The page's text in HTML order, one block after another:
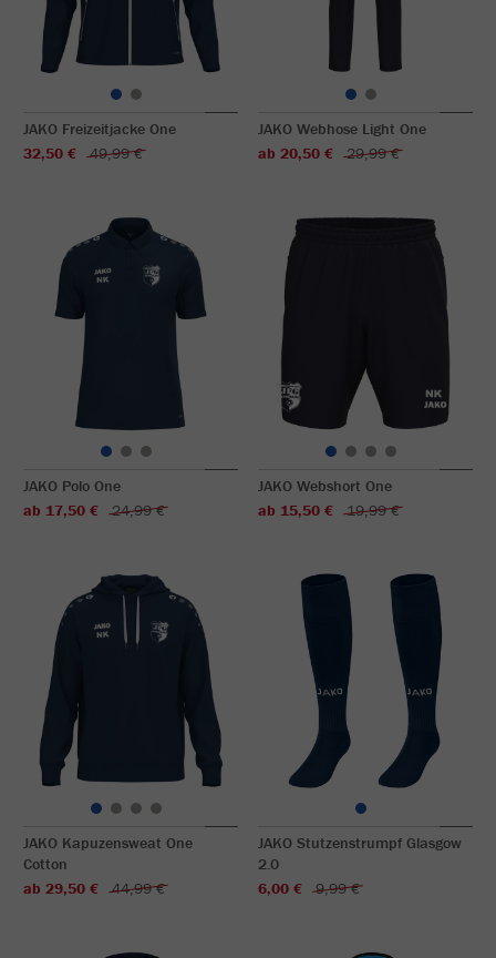
JAKO Freizeitjacke One
32,50 €
49,99 €
JAKO Webhose Light One
ab 20,50 €
29,99 €
JAKO Polo One
ab 17,50 €
24,99 €
JAKO Webshort One
ab 15,50 €
19,99 €
JAKO Kapuzensweat One
Cotton
ab 29,50 €
44,99 €
JAKO Stutzenstrumpf Glasgow
2.0
6,00 €
9,99 €